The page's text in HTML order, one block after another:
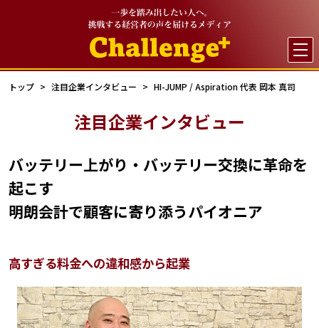

トップ 注目企業インタビュー HI-JUMP / Aspiration 代表 岡本 真司
注目企業インタビュー
バッテリー上がり・バッテリー交換に革命を
起こす
明朗会計で顧客に寄り添うパイオニア
高すぎる料金への違和感から起業